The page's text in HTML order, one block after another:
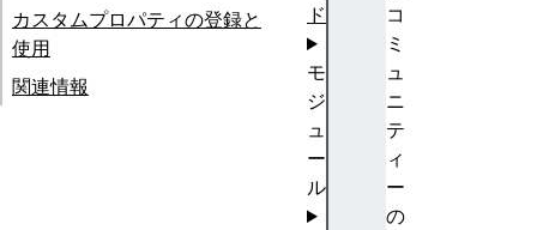
コ
ミ
ュ
ニ
テ
ィ
ー
の
カスタムプロパティの登録と
使用
関連情報
ド
モ
ジ
ュ
ー
ル